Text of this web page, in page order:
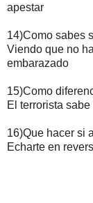
apestar
14)Como sabes
Viendo que no
embarazado
15)Como
El terrorista sabe
16)Que hacer si
Echarte en